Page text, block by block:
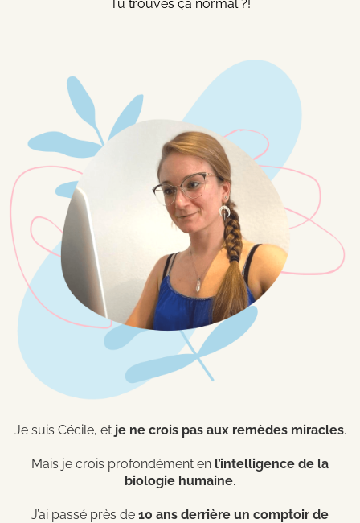
Tu trouves ça normal ?!
Je suis Cécile, et je ne crois pas aux remèdes miracles.
Mais je crois profondément en l’intelligence de la
biologie humaine.
J’ai passé près de 10 ans derrière un comptoir de